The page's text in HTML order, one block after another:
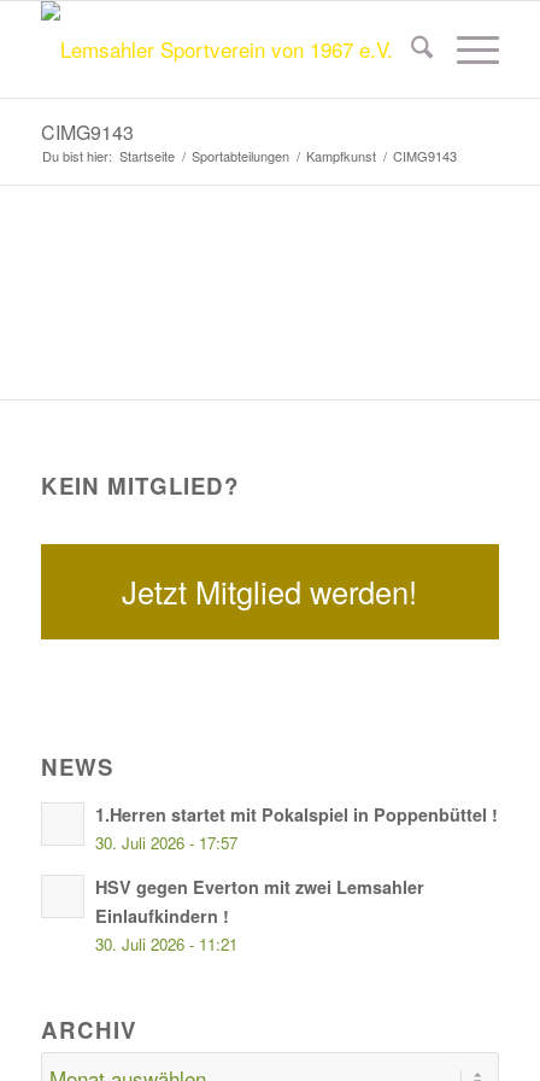
CIMG9143
Du bist hier: Startseite / Sportabteilungen / Kampfkunst / CIMG9143
KEIN MITGLIED?
Jetzt Mitglied werden!
NEWS
1.Herren startet mit Pokalspiel in Poppenbüttel !
30. Juli 2026 - 17:57
HSV gegen Everton mit zwei Lemsahler
Einlaufkindern !
30. Juli 2026 - 11:21
ARCHIV